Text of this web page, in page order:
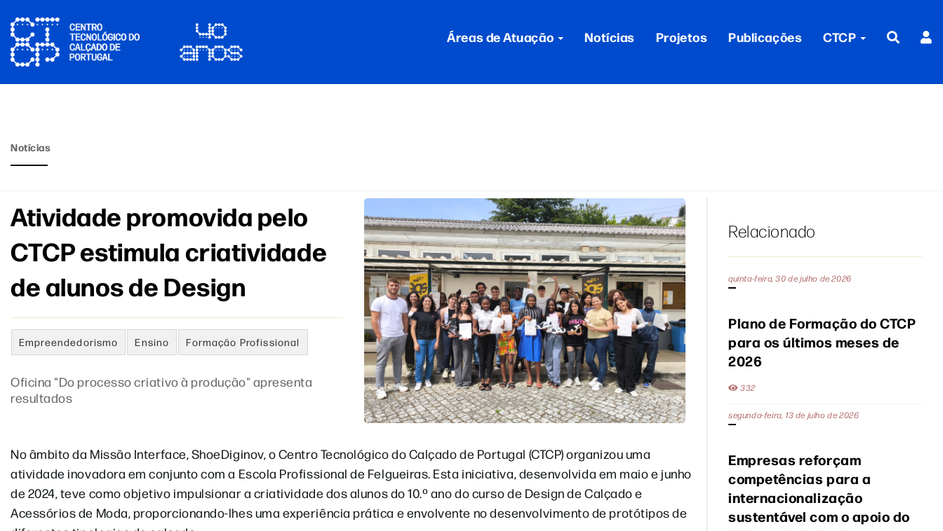
Áreas de Atuação Notícias Projetos Publicações CTCP
Notícias
Atividade promovida pelo
CTCP estimula criatividade
de alunos de Design
Empreendedorismo Ensino Formação Profissional
Oficina "Do processo criativo à produção" apresenta
resultados
No âmbito da Missão Interface, ShoeDiginov, o Centro Tecnológico do Calçado de Portugal (CTCP) organizou uma
atividade inovadora em conjunto com a Escola Profissional de Felgueiras. Esta iniciativa, desenvolvida em maio e junho
de 2024, teve como objetivo impulsionar a criatividade dos alunos do 10.º ano do curso de Design de Calçado e
Acessórios de Moda, proporcionando-lhes uma experiência prática e envolvente no desenvolvimento de protótipos de
Relacionado
quinta-feira, 30 de julho de 2026
Plano de Formação do CTCP
para os últimos meses de
2026
332
segunda-feira, 13 de julho de 2026
Empresas reforçam
competências para a
internacionalização
sustentável com o apoio do